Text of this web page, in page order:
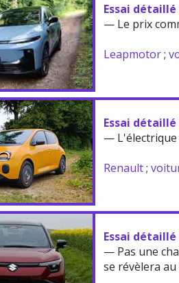
Essai
— Le prix
Leapmotor;
Essai
— L'électrique
Renault;
Essai
— Pas une
se révèlera